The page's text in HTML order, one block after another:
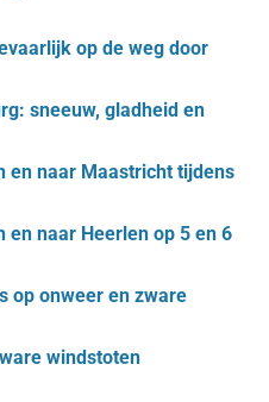
op de weg door
sneeuw, gladheid en
en naar Maastricht tijdens
en naar Heerlen op 5 en 6
op onweer en zware
windstoten